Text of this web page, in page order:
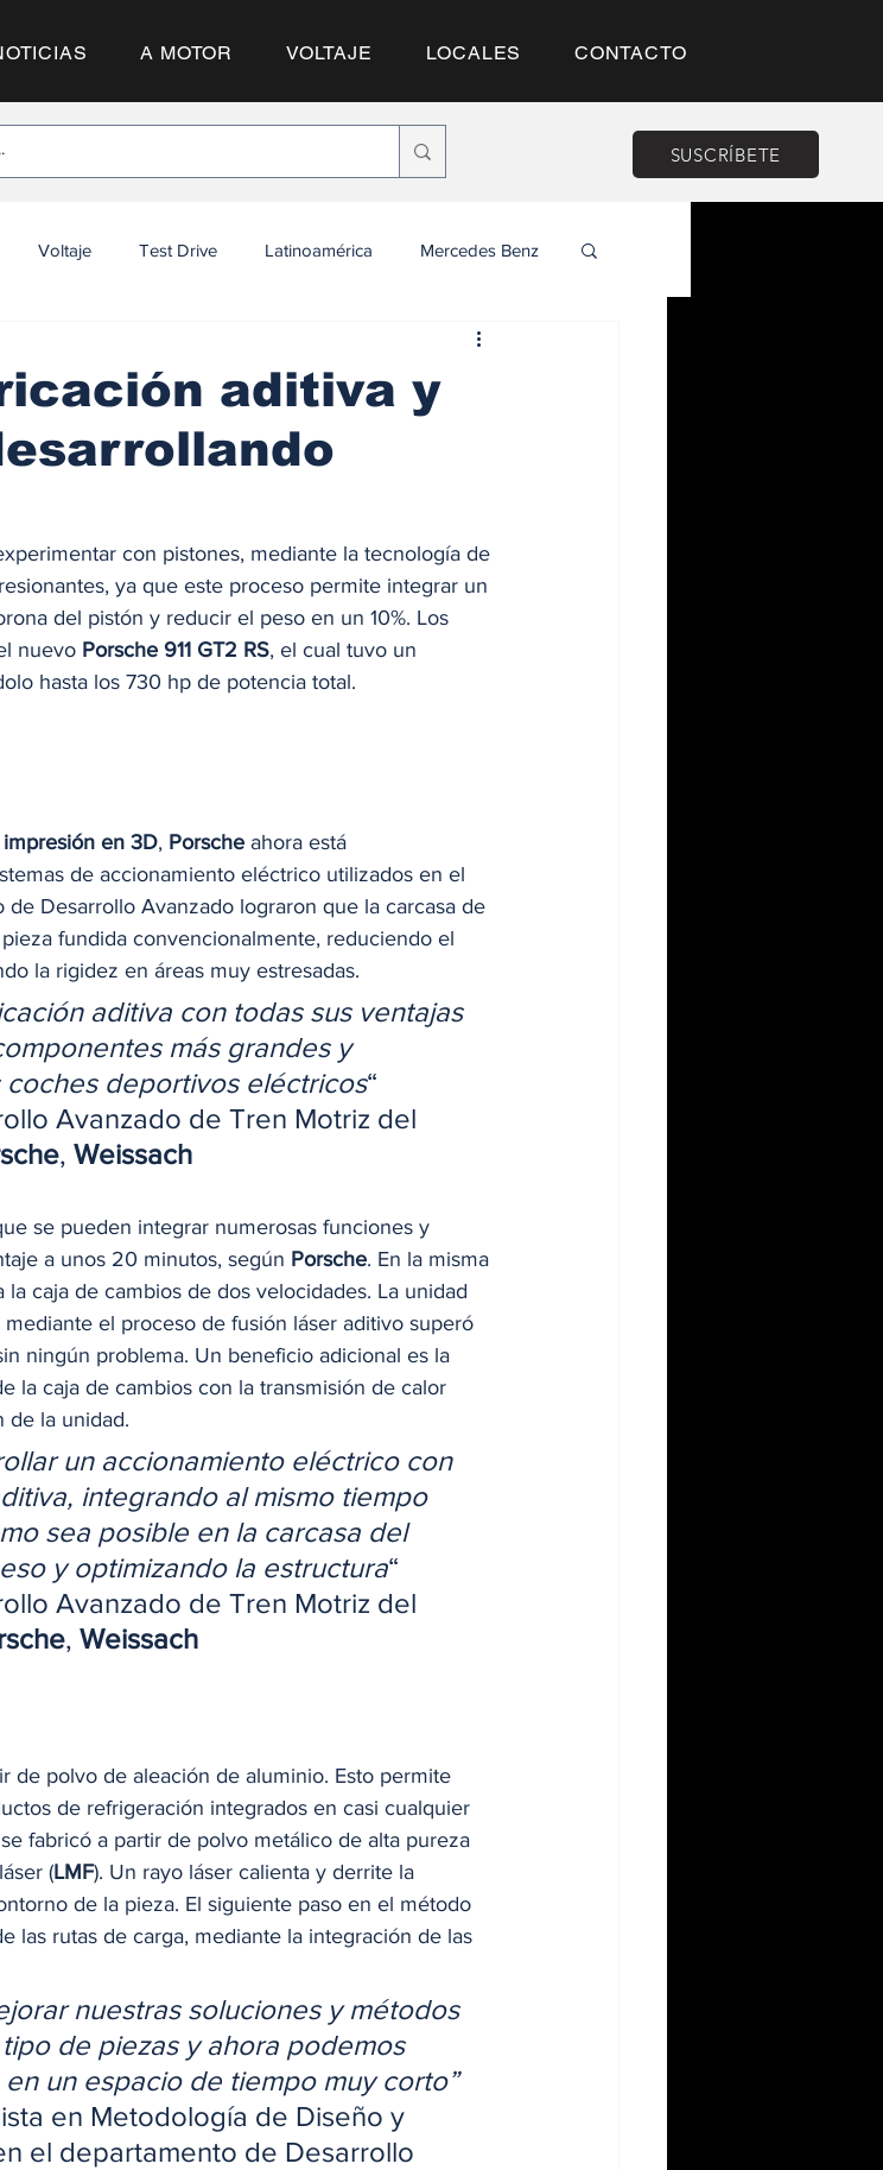
A MOTOR VOLTAJE LOCALES CONTACTO
SUSCRÍBETE
Voltaje Test Drive Latinoamérica Mercedes Benz
aditiva y
con pistones, mediante la tecnología de
ya que este proceso permite integrar un
del pistón y reducir el peso en un 10%. Los
nuevo Porsche 911 GT2 RS, el cual tuvo un
hasta los 730 hp de potencia total.
impresión en 3D, Porsche ahora está
de accionamiento eléctrico utilizados en el
Desarrollo Avanzado lograron que la carcasa de
fundida convencionalmente, reduciendo el
la rigidez en áreas muy estresadas.
aditiva con todas sus ventajas
más grandes y
deportivos eléctricos“
Avanzado de Tren Motriz del
, Weissach
se pueden integrar numerosas funciones y
a unos 20 minutos, según Porsche. En la misma
caja de cambios de dos velocidades. La unidad
el proceso de fusión láser aditivo superó
ningún problema. Un beneficio adicional es la
la caja de cambios con la transmisión de calor
de la unidad.
un accionamiento eléctrico con
integrando al mismo tiempo
sea posible en la carcasa del
y optimizando la estructura“
Avanzado de Tren Motriz del
, Weissach
de polvo de aleación de aluminio. Esto permite
de refrigeración integrados en casi cualquier
fabricó a partir de polvo metálico de alta pureza
(LMF). Un rayo láser calienta y derrite la
de la pieza. El siguiente paso en el método
las rutas de carga, mediante la integración de las
nuestras soluciones y métodos
de piezas y ahora podemos
un espacio de tiempo muy corto”
en Metodología de Diseño y
el departamento de Desarrollo